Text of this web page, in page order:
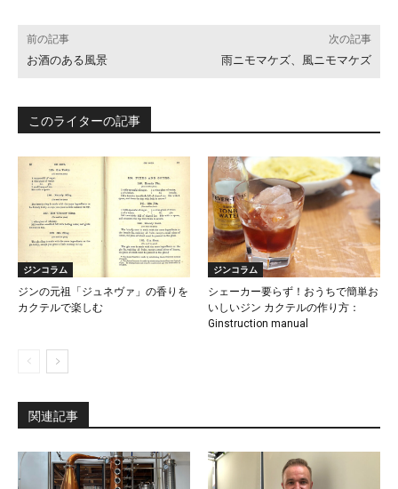
前の記事
お酒のある風景
次の記事
雨ニモマケズ、風ニモマケズ
このライターの記事
ジンコラム
ジンの元祖「ジュネヴァ」の香りを
カクテルで楽しむ
ジンコラム
シェーカー要らず！おうちで簡単お
いしいジン カクテルの作り方：
Ginstruction manual
関連記事